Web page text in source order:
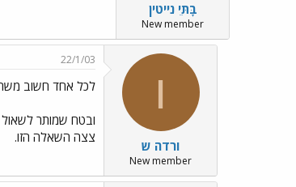
בָּתֵּי נייטין
New member
ו
ורדה ש
New member
22/1/03
לכל אחד חשוב
ובטח שמותר לשאול
צצה השאלה הזו.